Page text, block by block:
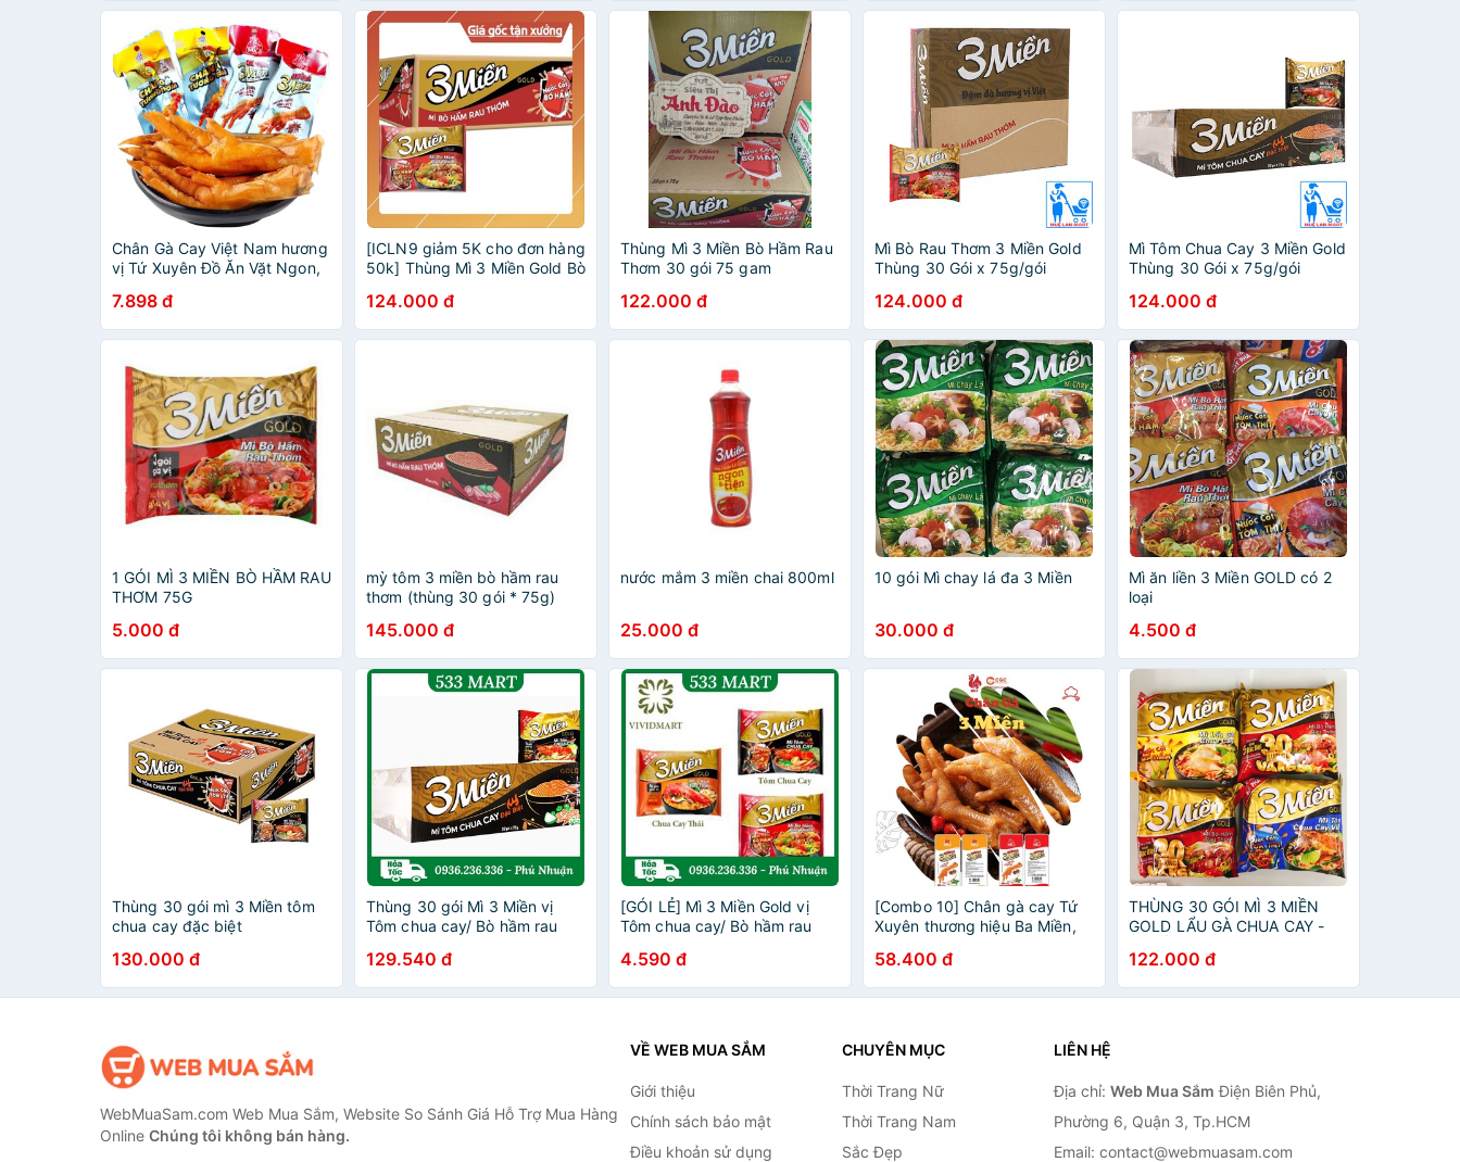
Chân Gà Cay Việt Nam hương
vị Tứ Xuyên Đồ Ăn Vặt Ngon,
7.898 đ
[ICLN9 giảm 5K cho đơn hàng
50k] Thùng Mì 3 Miền Gold Bò
124.000 đ
Thùng Mì 3 Miền Bò Hầm Rau
Thơm 30 gói 75 gam
122.000 đ
Mì Bò Rau Thơm 3 Miền Gold
Thùng 30 Gói x 75g/gói
124.000 đ
Mì Tôm Chua Cay 3 Miền Gold
Thùng 30 Gói x 75g/gói
124.000 đ
1 GÓI MÌ 3 MIỀN BÒ HẦM RAU
THƠM 75G
5.000 đ
mỳ tôm 3 miền bò hầm rau
thơm (thùng 30 gói * 75g)
145.000 đ
nước mắm 3 miền chai 800ml
25.000 đ
10 gói Mì chay lá đa 3 Miền
30.000 đ
Mì ăn liền 3 Miền GOLD có 2
loại
4.500 đ
Thùng 30 gói mì 3 Miền tôm
chua cay đặc biệt
130.000 đ
Thùng 30 gói Mì 3 Miền vị
Tôm chua cay/ Bò hầm rau
129.540 đ
[GÓI LẺ] Mì 3 Miền Gold vị
Tôm chua cay/ Bò hầm rau
4.590 đ
[Combo 10] Chân gà cay Tứ
Xuyên thương hiệu Ba Miền,
58.400 đ
THÙNG 30 GÓI MÌ 3 MIỀN
GOLD LẨU GÀ CHUA CAY -
CHUA CAY VIỆT
122.000 đ
WebMuaSam.com Web Mua Sắm, Website So Sánh Giá Hỗ Trợ Mua Hàng
Online Chúng tôi không bán hàng.
VỀ WEB MUA SẮM
Giới thiệu
Chính sách bảo mật
Điều khoản sử dụng
CHUYÊN MỤC
Thời Trang Nữ
Thời Trang Nam
Sắc Đẹp
LIÊN HỆ
Địa chỉ: Web Mua Sắm Điện Biên Phủ,
Phường 6, Quận 3, Tp.HCM
Email: contact@webmuasam.com